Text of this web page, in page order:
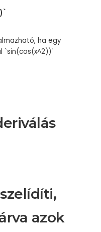
ha egy
`sin(cos(x^2))`
azok